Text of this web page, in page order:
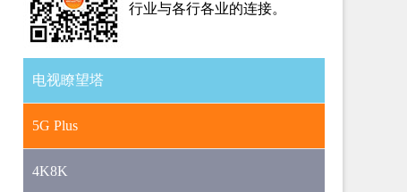
行业与各行各业的连接。
电视瞭望塔
5G Plus
4K8K